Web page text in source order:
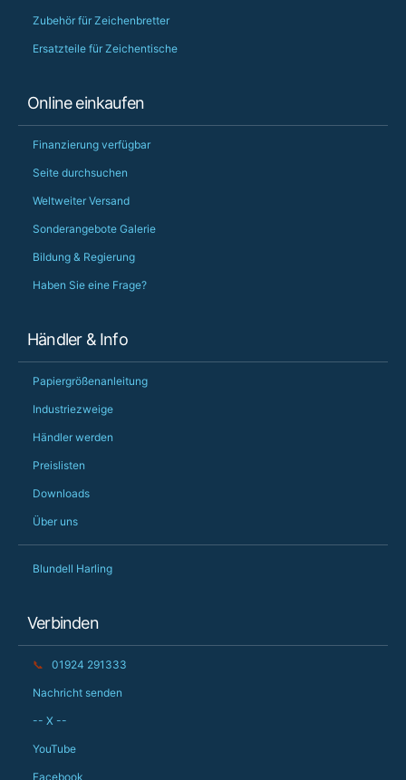
Zubehör für Zeichenbretter
Ersatzteile für Zeichentische
Online einkaufen
Finanzierung verfügbar
Seite durchsuchen
Weltweiter Versand
Sonderangebote Galerie
Bildung & Regierung
Haben Sie eine Frage?
Händler & Info
Papiergrößenanleitung
Industriezweige
Händler werden
Preislisten
Downloads
Über uns
Blundell Harling
Verbinden
📞 01924 291333
Nachricht senden
-- X --
YouTube
Facebook